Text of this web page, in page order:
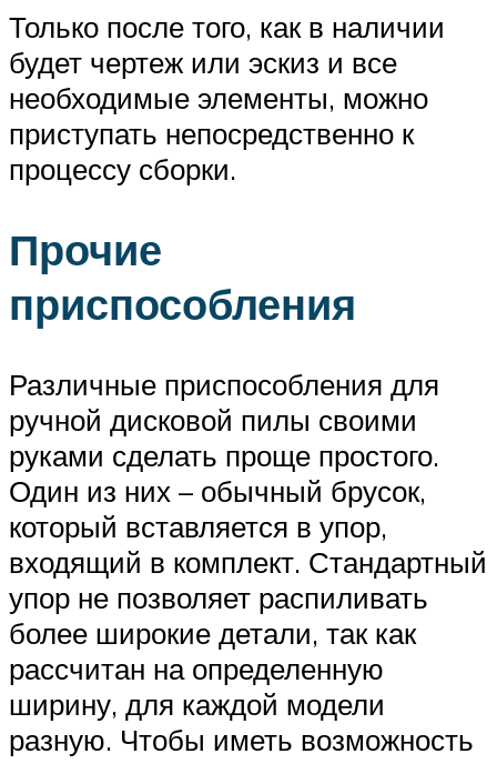
Только после того, как в наличии
будет чертеж или эскиз и все
необходимые элементы, можно
приступать непосредственно к
процессу сборки.
Прочие
приспособления
Различные приспособления для
ручной дисковой пилы своими
руками сделать проще простого.
Один из них – обычный брусок,
который вставляется в упор,
входящий в комплект. Стандартный
упор не позволяет распиливать
более широкие детали, так как
рассчитан на определенную
ширину, для каждой модели
разную. Чтобы иметь возможность